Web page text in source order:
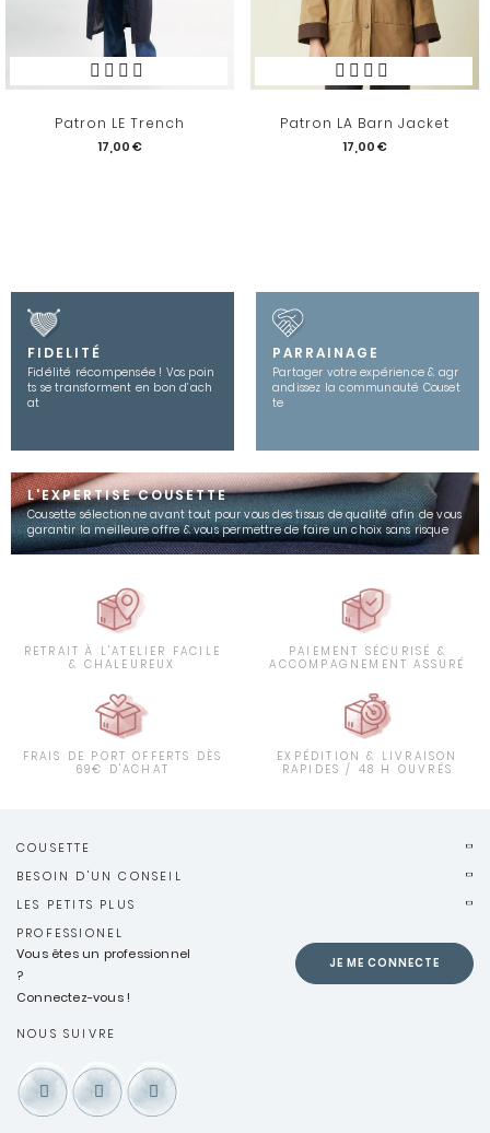
Patron LE Trench
17,00 €
Patron LA Barn Jacket
17,00 €
FIDELITÉ
Fidélité récompensée ! Vos poin
ts se transforment en bon d’ach
at
PARRAINAGE
Partager votre expérience & agr
andissez la communauté Couset
te
L'EXPERTISE COUSETTE
Cousette sélectionne avant tout pour vous des tissus de qualité afin de vous
garantir la meilleure offre & vous permettre de faire un choix sans risque
RETRAIT À L'ATELIER FACILE
& CHALEUREUX
PAIEMENT SÉCURISÉ &
ACCOMPAGNEMENT ASSURÉ
FRAIS DE PORT OFFERTS DÈS
69€ D'ACHAT
EXPÉDITION & LIVRAISON
RAPIDES / 48 H OUVRÉS
COUSETTE
BESOIN D'UN CONSEIL
LES PETITS PLUS
PROFESSIONEL
Vous êtes un professionnel
?
Connectez-vous !
JE ME CONNECTE
NOUS SUIVRE